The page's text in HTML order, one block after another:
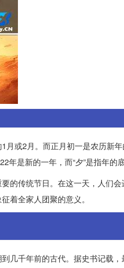
或2月。而正月初一是农历新
是新的一年，而“夕”是指年的
的传统节日。在这一天，人们
着全家人团聚的意义。
几千年前的古代。据史书记载